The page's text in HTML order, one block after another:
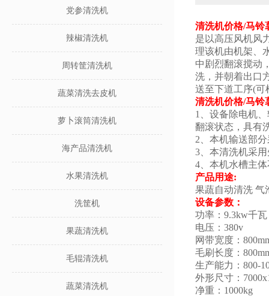
党参清洗机
辣椒清洗机
周转筐清洗机
蔬菜清洗去皮机
萝卜滚筒清洗机
海产品清洗机
水果清洗机
洗筐机
果蔬清洗机
毛辊清洗机
蔬菜清洗机
清洗机价格/马铃
是以高压风机风
理该机由机架、
中剧烈翻滚搅动
洗，并朝着出口
送至下道工序(可
清洗机价格/马铃
1、设备除电机
翻滚状态，具有
2、本机输送部
3、本清洗机
4、本机水槽主
产品用途:
果蔬自动清洗 气
设备参数：
功率：9.3kw千瓦
电压：380v
网带宽度：
毛刷长度：
生产能力：800-
外形尺寸：
净重：1000kg